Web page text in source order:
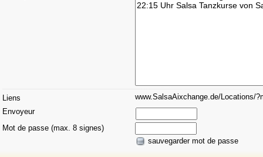
Liens
www.SalsaAixchange.de/Locations/
Envoyeur
Mot de passe (max. 8 signes)
sauvegarder mot de passe